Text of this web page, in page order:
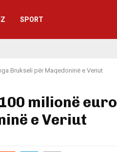
SPORT
Brukseli për Maqedoninë e Veriut
milionë euro
e Veriut